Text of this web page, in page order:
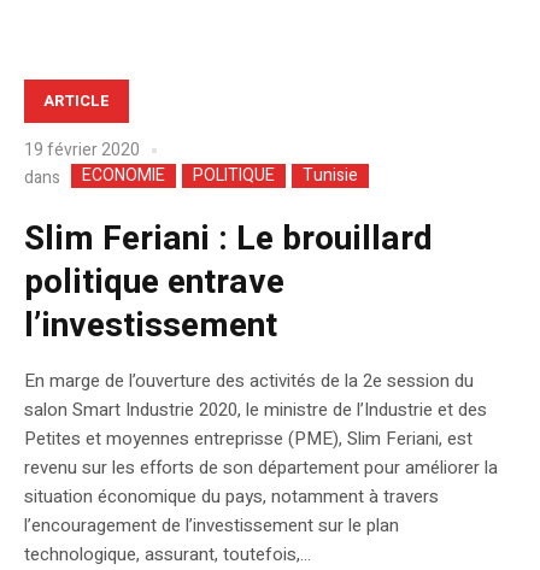
ARTICLE
19 février 2020
dans
ECONOMIE POLITIQUE Tunisie
Slim Feriani : Le brouillard
politique entrave
l’investissement
En marge de l’ouverture des activités de la 2e session du
salon Smart Industrie 2020, le ministre de l’Industrie et des
Petites et moyennes entreprisse (PME), Slim Feriani, est
revenu sur les efforts de son département pour améliorer la
situation économique du pays, notamment à travers
l’encouragement de l’investissement sur le plan
technologique, assurant, toutefois,...